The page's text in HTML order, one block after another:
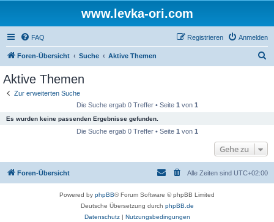
www.levka-ori.com
FAQ Anmelden
Registrieren
Foren-Übersicht Suche Aktive Themen
Aktive Themen
Zur erweiterten Suche
Die Suche ergab 0 Treffer • Seite 1 von 1
Es wurden keine passenden Ergebnisse gefunden.
Die Suche ergab 0 Treffer • Seite 1 von 1
Gehe zu
Foren-Übersicht Alle Zeiten sind UTC+02:00
Powered by phpBB® Forum Software © phpBB Limited
Deutsche Übersetzung durch phpBB.de
Datenschutz| Nutzungsbedingungen